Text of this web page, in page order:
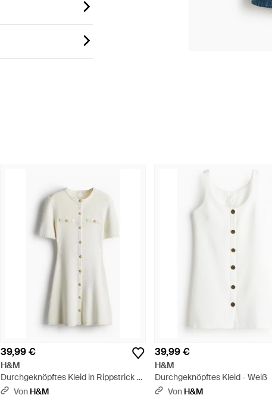
39,99 €
H&M
Durchgeknöpftes Kleid in Rippstrick -
WeißVon H&M
39,99 €
H&M
Durchgeknöpftes Kleid - Weiß
Von H&M